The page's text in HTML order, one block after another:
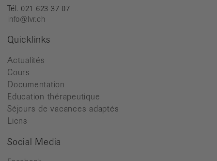
Tél. 021 623 37 07
info@lvr.ch
Quicklinks
Actualités
Cours
Documentation
Education thérapeutique
Séjours de vacances adaptés
Liens
Social Media